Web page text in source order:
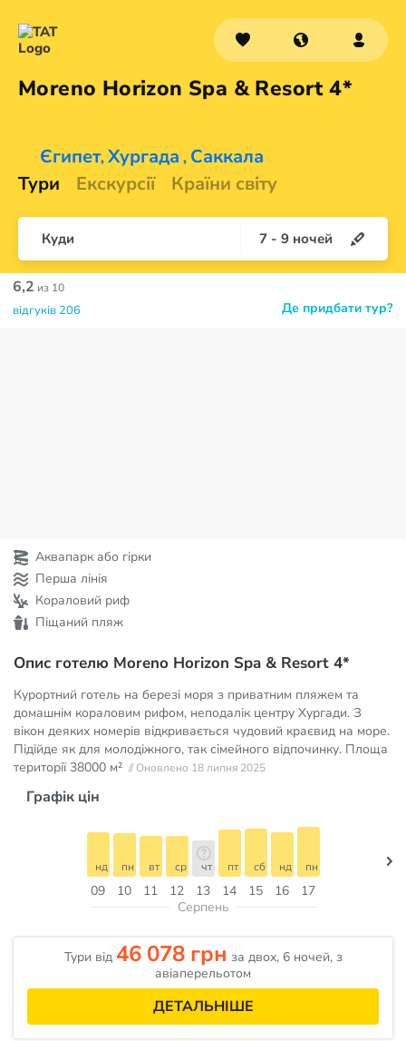
Moreno Horizon Spa &Resort 4*
Єгипет, Хургада , Саккала
Тури
Екскурсії Країни світу
Куди 7 - 9 ночей
Де придбати тур?
6,2 из 10
відгуків 206
Аквапарк або гірки
Перша лінія
Кораловий риф
Піщаний пляж
Опис готелю Moreno Horizon Spa & Resort 4*
Курортний готель на березі моря з приватним пляжем та
домашнім кораловим рифом, неподалік центру Хургади. З
вікон деяких номерів відкривається чудовий краєвид на море.
Підійде як для молодіжного, так сімейного відпочинку. Площа
території 38000 м² // Оновлено 18 липня 2025
Графік цін
09
нд
10
пн
11
вт
12
ср
13
чт
14
пт
15
сб
16
нд
17
пн
Серпень
Тури від 46 078 грн за двох, 6 ночей, з
авіаперельотом
ДЕТАЛЬНІШЕ